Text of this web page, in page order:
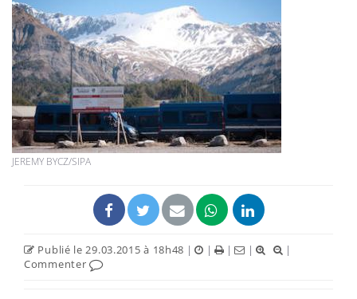
JEREMY BYCZ/SIPA
Publié le 29.03.2015 à 18h48 | | | |
|
Commenter